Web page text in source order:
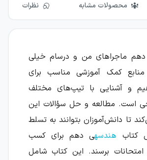
محصولات مشابه نظرات
ماجراهای من و درسام خیلی
کمک آموزشی مناسب برای
و آشنایی با تیپ‌های مختلف
است. مطالعه و حل سؤالات این
تا دانش‌آموزان بتوانند به تسلط
کتاب هندسهی دهم برای کسب
امتحانات برسند. این کتاب شامل